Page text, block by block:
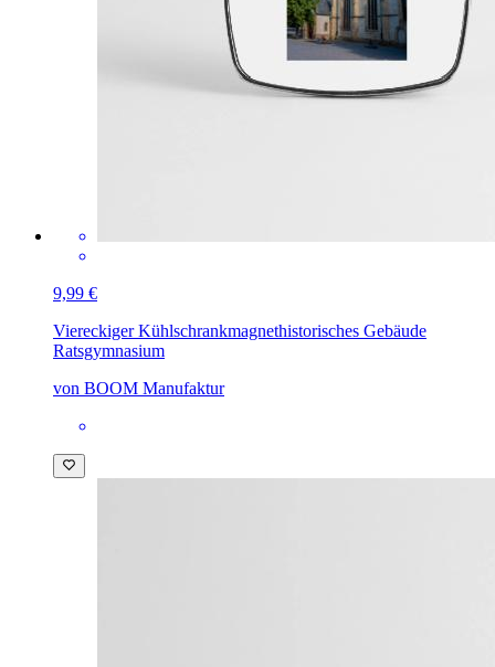
9,99 €
Viereckiger Kühlschrankmagnethistorisches Gebäude
Ratsgymnasium
von BOOM Manufaktur